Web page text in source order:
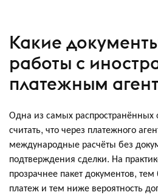
Какие
работы с
платежным
Одна из самых
считать, что через платежного
международные расчёты без
подтверждения сделки. На
прозрачнее пакет документов,
платеж и тем ниже вероятность